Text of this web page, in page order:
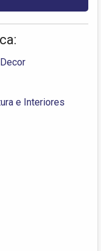
e Interiores